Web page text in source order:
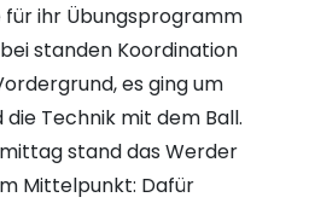
ihr Übungsprogramm
standen Koordination
es ging um
Technik mit dem Ball.
stand das Werder
Mittelpunkt: Dafür